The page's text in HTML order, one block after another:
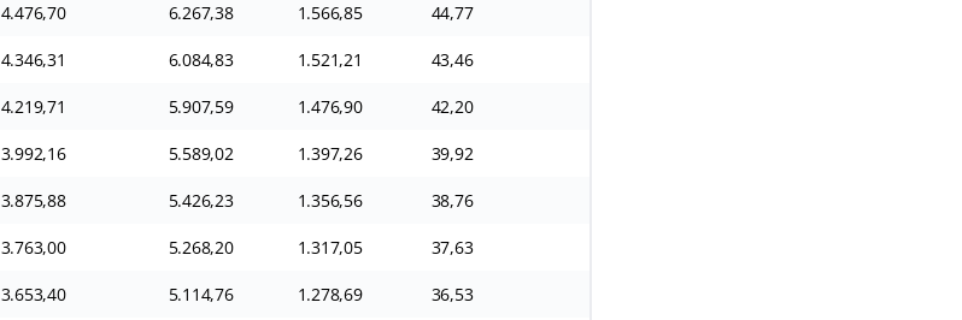
4.476,70 6.267,38 1.566,85 44,77
4.346,31 6.084,83 1.521,21 43,46
4.219,71 5.907,59 1.476,90 42,20
3.992,16 5.589,02 1.397,26 39,92
3.875,88 5.426,23 1.356,56 38,76
3.763,00 5.268,20 1.317,05 37,63
3.653,40 5.114,76 1.278,69 36,53